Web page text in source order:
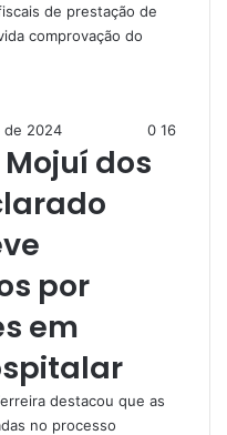
de prestação de
comprovação do
de 2024 0 16
dos
por
em
destacou que as
no processo